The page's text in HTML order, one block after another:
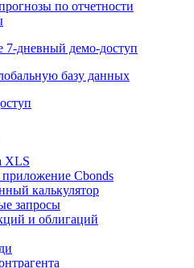
Cbonds
7-дневный
базу данных
XLS
Cbonds
калькулятор
запросы